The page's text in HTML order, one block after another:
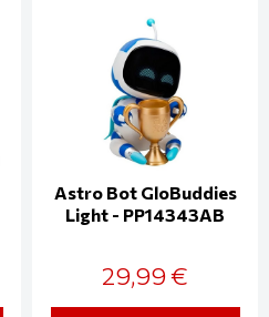
Astro Bot GloBuddies
Light - PP14343AB
29,99 €